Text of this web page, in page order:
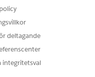
deltagande
integritetsval